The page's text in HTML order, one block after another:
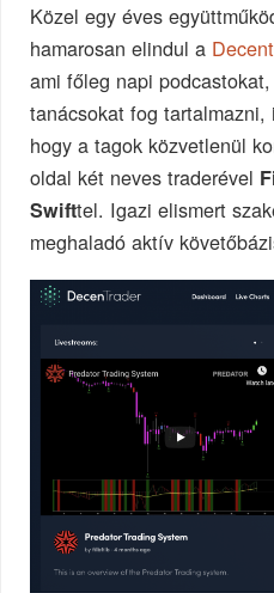
Közel egy éves
hamarosan elindul a
ami főleg napi
tanácsokat fog
hogy a tagok közvetlenül
oldal két neves traderével
Swifttel. Igazi elismert
meghaladó aktív